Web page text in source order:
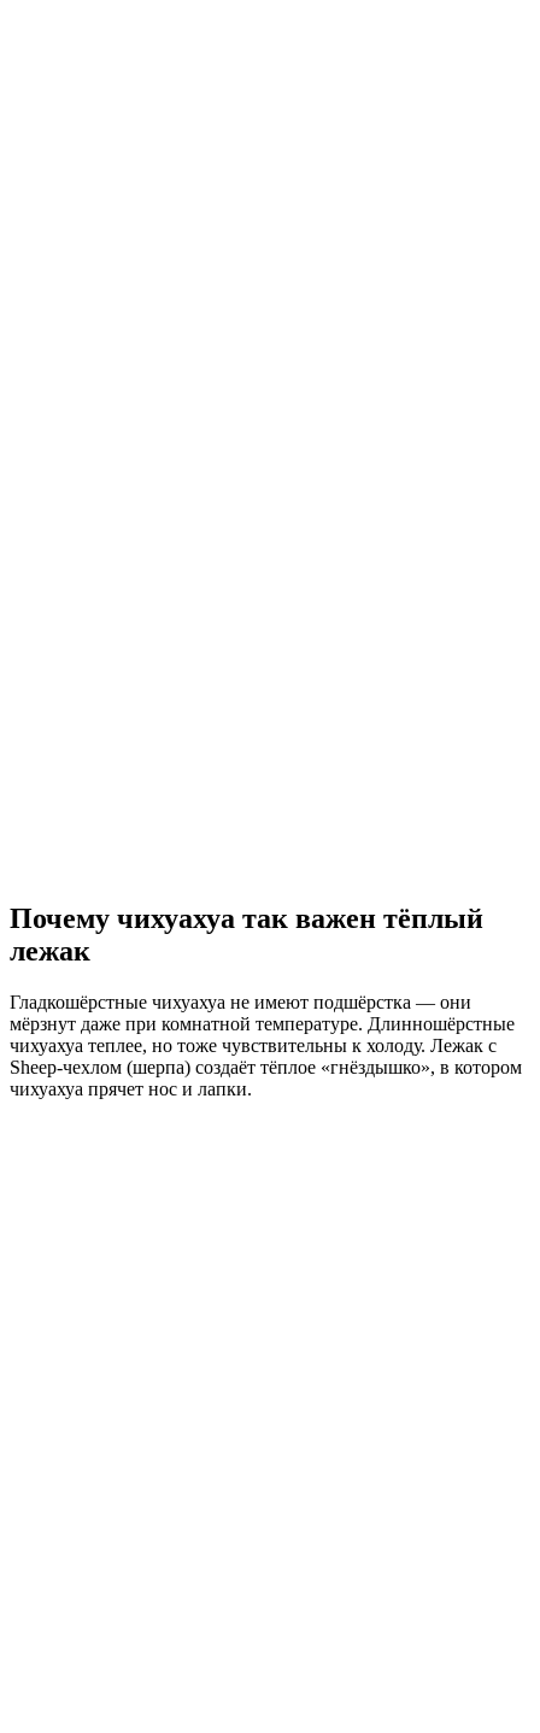
Почему чихуахуа так важен тёплый
лежак
Гладкошёрстные чихуахуа не имеют подшёрстка — они
мёрзнут даже при комнатной температуре. Длинношёрстные
чихуахуа теплее, но тоже чувствительны к холоду. Лежак с
Sheep-чехлом (шерпа) создаёт тёплое «гнёздышко», в котором
чихуахуа прячет нос и лапки.